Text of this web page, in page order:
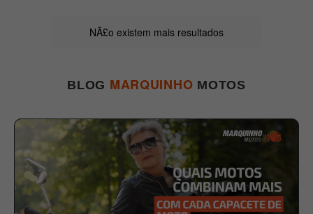
NÃ£o existem mais resultados
BLOG MARQUINHO MOTOS